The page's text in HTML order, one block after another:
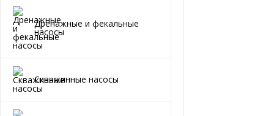
Дренажные и фекальные
насосы
Скважинные насосы